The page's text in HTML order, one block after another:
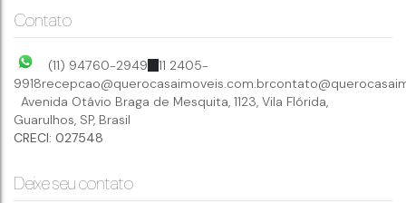
Contato
(11) 94760-2949
11 2405-
9918recepcao@querocasaimoveis.com.br
Avenida Otávio Braga de Mesquita, 1123, Vila Flórida,
Guarulhos, SP, Brasil
CRECI: 027548
Deixe seu contato